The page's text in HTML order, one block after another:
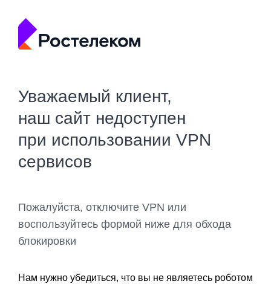
Уважаемый клиент,
наш сайт недоступен
при использовании VPN
сервисов
Пожалуйста, отключите VPN или
воспользуйтесь формой ниже для обхода
блокировки
Нам нужно убедиться, что вы не являетесь роботом